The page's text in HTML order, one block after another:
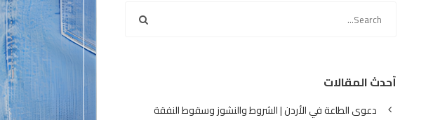
أحدث المقالات
دعوى الطاعة في الأردن | الشروط والنشوز وسقوط النفقة